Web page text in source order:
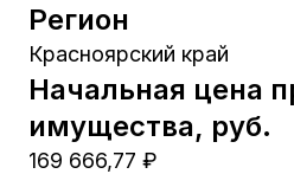
Регион
Красноярский край
Начальная цена
имущества, руб.
169 666,77 ₽